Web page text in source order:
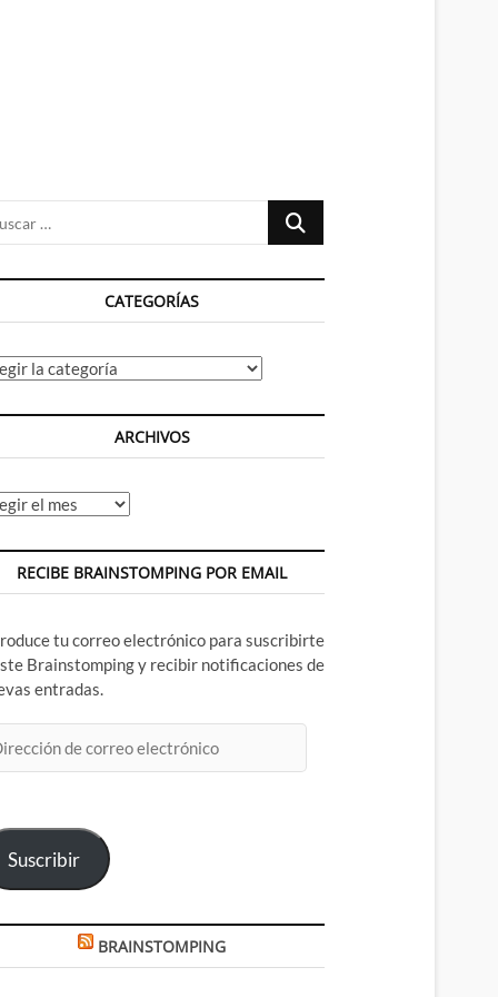
Buscar
CATEGORÍAS
ARCHIVOS
RECIBE BRAINSTOMPING POR EMAIL
tu correo electrónico para suscribirte
Brainstomping y recibir notificaciones de
entradas.
Suscribir
BRAINSTOMPING